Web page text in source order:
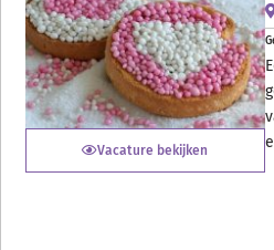
Vacature bekijken